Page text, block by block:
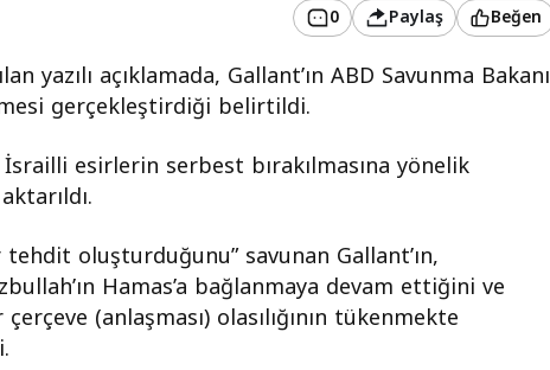
0 Paylaş Beğen
yazılı açıklamada, Gallant’ın ABD Savunma Bakanı
gerçekleştirdiği belirtildi.
esirlerin serbest bırakılmasına yönelik
oluşturduğunu” savunan Gallant’ın,
Hamas’a bağlanmaya devam ettiğini ve
(anlaşması) olasılığının tükenmekte